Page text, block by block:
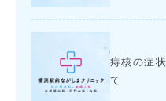
痔核の症
て